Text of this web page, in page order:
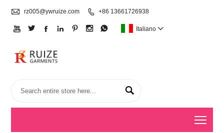
 rz005@ywruize.com  +86 13661726938
       Italiano 
